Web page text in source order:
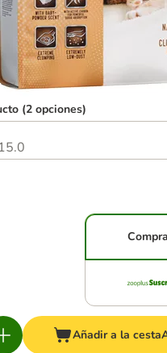
(2 opciones)
Añadir a la cesta